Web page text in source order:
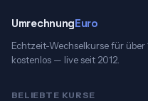
UmrechnungEuro
Echtzeit-Wechselkurse für
kostenlos — live seit 2012.
BELIEBTE KURSE